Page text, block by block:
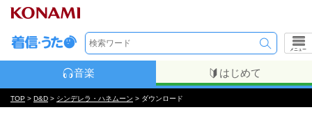
メニュー
音楽 はじめて
TOP > D&D > シンデレラ・ハネムーン > ダウンロード